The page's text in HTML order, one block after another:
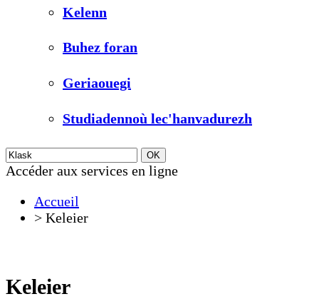
Kelenn
Buhez foran
Geriaouegi
Studiadennoù lec'hanvadurezh
Accéder aux services en ligne
Accueil
> Keleier
Keleier